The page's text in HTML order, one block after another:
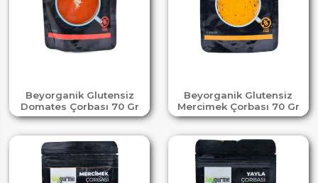
Beyorganik Glutensiz
Domates Çorbası 70 Gr
Beyorganik Glutensiz
Mercimek Çorbası 70 Gr